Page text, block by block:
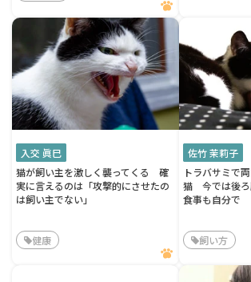
入交 眞巳
猫が飼い主を激しく襲ってくる 確
実に言えるのは「攻撃的にさせたの
は飼い主でない」
健康
佐竹 茉莉子
トラバサミで
猫 今では後ろ
食事も自分で
飼い方